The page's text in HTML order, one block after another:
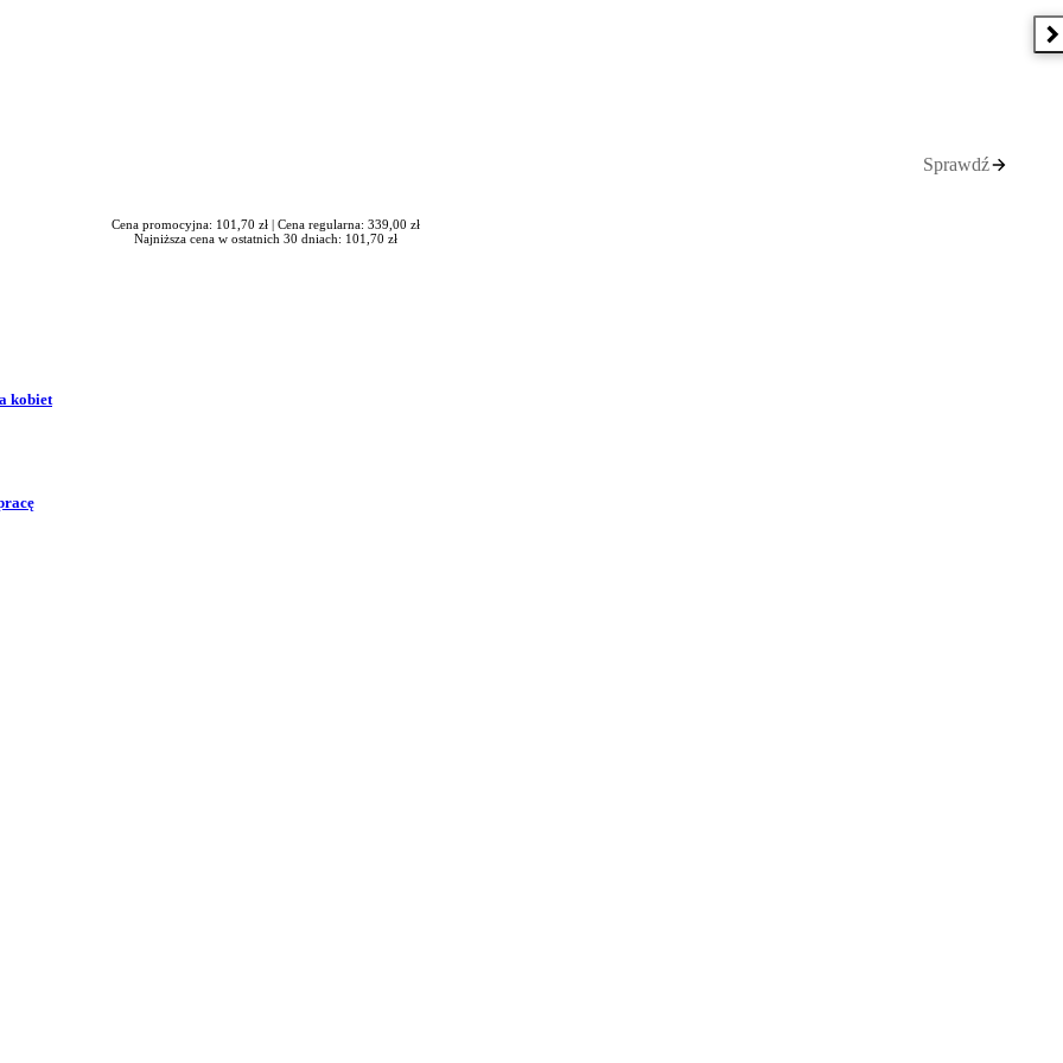
Sprawdź
Cena promocyjna: 101,70 zł | Cena regularna: 339,00 zł
Najniższa cena w ostatnich 30 dniach: 101,70 zł
kobiet